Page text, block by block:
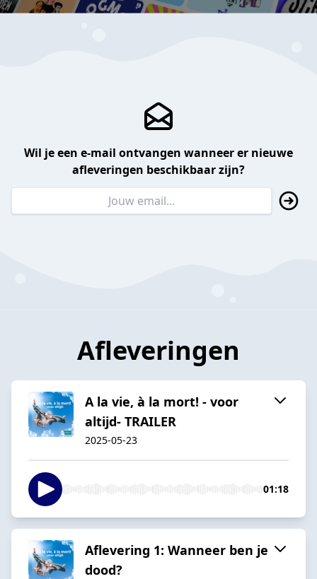
Wil je een e-mail ontvangen wanneer er nieuwe
afleveringen beschikbaar zijn?
Afleveringen
A la vie, à la mort! - voor
altijd- TRAILER
2025-05-23
01:18
Aflevering 1: Wanneer ben je
dood?